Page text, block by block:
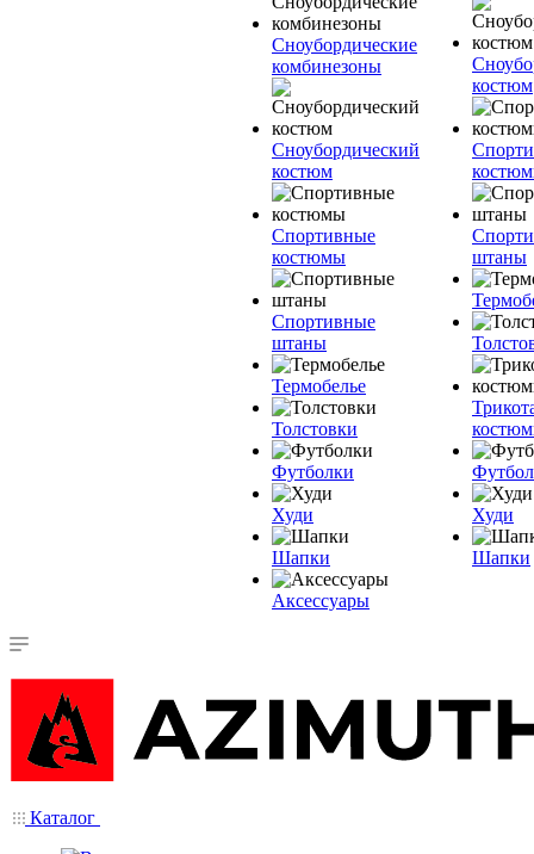
Сноубордические
комбинезоны
Сноубордический
костюм
Спортивные
костюмы
Спортивные
штаны
Термобелье
Толстовки
Футболки
Худи
Шапки
Аксессуары
костюм
штаны
Худи
Шапки
Каталог